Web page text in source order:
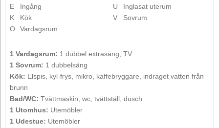
E
Ingång
K
Kök
O
Vardagsrum
U
Inglasat uterum
V
Sovrum
1 Vardagsrum: 1 dubbel extrasäng, TV
1 Sovrum: 1 dubbelsäng
Kök: Elspis, kyl-frys, mikro, kaffebryggare, indraget vatten från
brunn
Bad/WC: Tvättmaskin, wc, tvättställ, dusch
1 Utomhus: Utemöbler
1 Udestue: Utemöbler